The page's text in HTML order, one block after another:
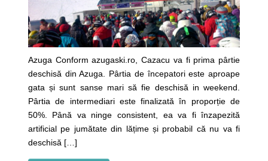
Azuga Conform azugaski.ro, Cazacu va fi prima pârtie
deschisă din Azuga. Pârtia de începatori este aproape
gata și sunt sanse mari să fie deschisă in weekend.
Pârtia de intermediari este finalizată în proporție de
50%. Până va ninge consistent, ea va fi înzapezită
artificial pe jumătate din lățime și probabil că nu va fi
deschisă […]